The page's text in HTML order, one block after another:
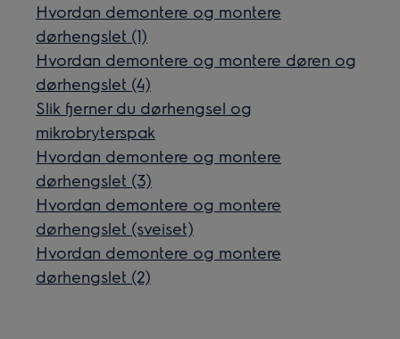
Hvordan demontere og montere
dørhengslet (1)
Hvordan demontere og montere døren og
dørhengslet (4)
Slik fjerner du dørhengsel og
mikrobryterspak
Hvordan demontere og montere
dørhengslet (3)
Hvordan demontere og montere
dørhengslet (sveiset)
Hvordan demontere og montere
dørhengslet (2)